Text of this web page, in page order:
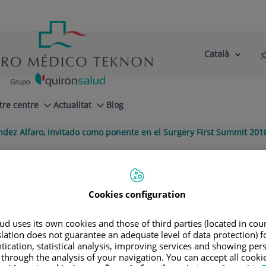
Selector
Llenguatge
Català
centre Actualitat Blog
Alfaro, invitado como ponente en el Surgery First Summit
invitado como ponente en el
internacional que reúne a los
Cookies configuration
uses its own cookies and those of third parties (located in
does not guarantee an adequate level of data protection)
statistical analysis, improving services and showing
the analysis of your navigation. You can accept all